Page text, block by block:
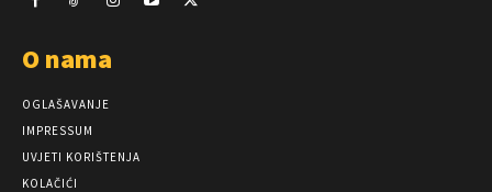
O nama
OGLAŠAVANJE
IMPRESSUM
UVJETI KORIŠTENJA
KOLAČIĆI